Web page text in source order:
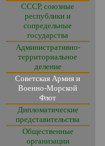
СССР, союзные
республики и
сопредельные
государства
Административно-
территориальное
деление
Советская Армия и
Военно-Морской
Флот
Дипломатические
представительства
Общественные
организации